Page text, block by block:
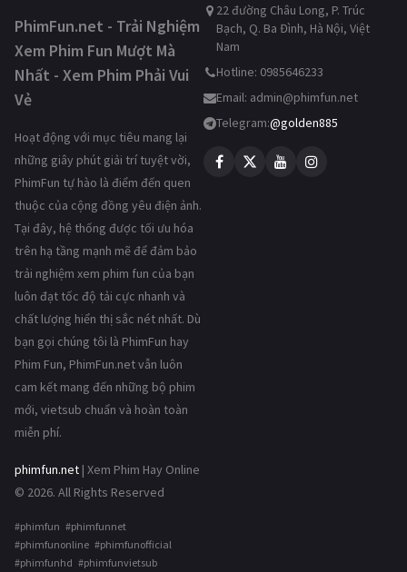
PhimFun.net - Trải Nghiệm
Xem Phim Fun Mượt Mà
Nhất - Xem Phim Phải Vui
Vẻ
Hoạt động với mục tiêu mang lại
những giây phút giải trí tuyệt vời,
PhimFun tự hào là điểm đến quen
thuộc của cộng đồng yêu điện ảnh.
Tại đây, hệ thống được tối ưu hóa
trên hạ tầng mạnh mẽ để đảm bảo
trải nghiệm xem phim fun của bạn
luôn đạt tốc độ tải cực nhanh và
chất lượng hiển thị sắc nét nhất. Dù
bạn gọi chúng tôi là PhimFun hay
Phim Fun, PhimFun.net vẫn luôn
cam kết mang đến những bộ phim
mới, vietsub chuẩn và hoàn toàn
miễn phí.
phimfun.net | Xem Phim Hay Online
© 2026. All Rights Reserved
#phimfun #phimfunnet
#phimfunonline #phimfunofficial
#phimfunhd #phimfunvietsub
22 đường Châu Long, P. Trúc
Bạch, Q. Ba Đình, Hà Nội, Việt
Nam
Hotline: 0985646233
Email: admin@phimfun.net
Telegram:@golden885